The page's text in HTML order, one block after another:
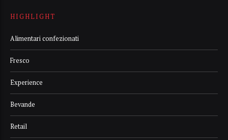
HIGHLIGHT
Alimentari confezionati
Fresco
Experience
Bevande
Retail